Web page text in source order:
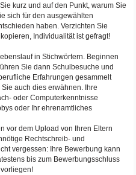
kurz und auf den Punkt, warum Sie
sich für den ausgewählten
haben. Verzichten Sie
Individualität ist gefragt!
in Stichwörtern. Beginnen
Sie dann Schulbesuche und
Erfahrungen gesammelt
auch dies erwähnen. Ihre
oder Computerkenntnisse
oder Ihr ehrenamtliches
vor dem Upload von Ihren Eltern
Rechtschreib- und
vergessen: Ihre Bewerbung kann
bis zum Bewerbungsschluss